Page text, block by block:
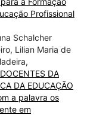
Profissional
Schalcher
Lilian Maria de
DA
DA EDUCAÇÃO
a palavra os
em